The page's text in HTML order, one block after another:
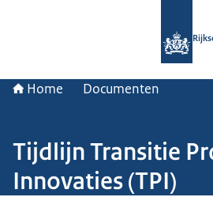
Home Documenten
Tijdlijn Transitie
Innovaties (TPI)